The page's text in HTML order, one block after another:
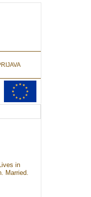
in
Married.